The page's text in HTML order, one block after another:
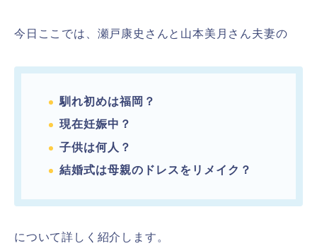
今日ここでは、瀬戸康史さんと山本美月さん夫妻の
馴れ初めは福岡？
現在妊娠中？
子供は何人？
結婚式は母親のドレスをリメイク？
について詳しく紹介します。